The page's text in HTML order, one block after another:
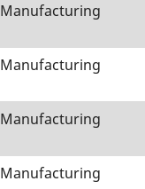
Manufacturing
Manufacturing
Manufacturing
Manufacturing